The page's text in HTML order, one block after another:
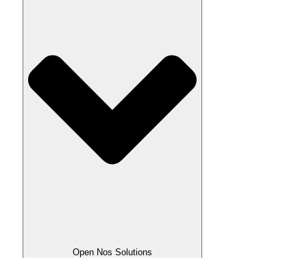
Open Nos Solutions